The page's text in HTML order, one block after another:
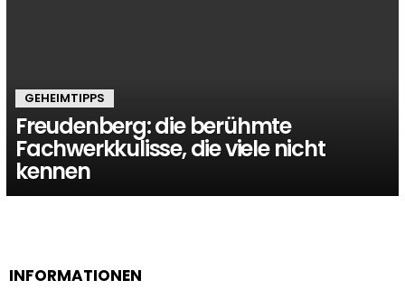
GEHEIMTIPPS
Freudenberg: die berühmte
Fachwerkkulisse, die viele nicht
kennen
INFORMATIONEN